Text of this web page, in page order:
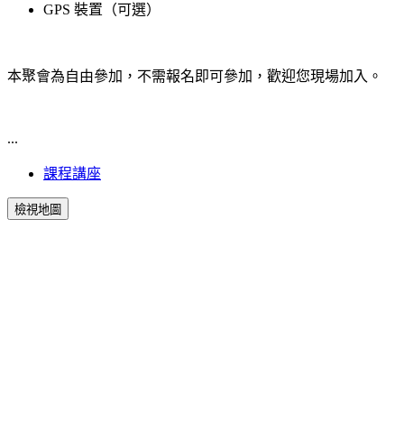
GPS 裝置（可選）
本聚會為自由參加，不需報名即可參加，歡迎您現場加入。
...
課程講座
檢視地圖